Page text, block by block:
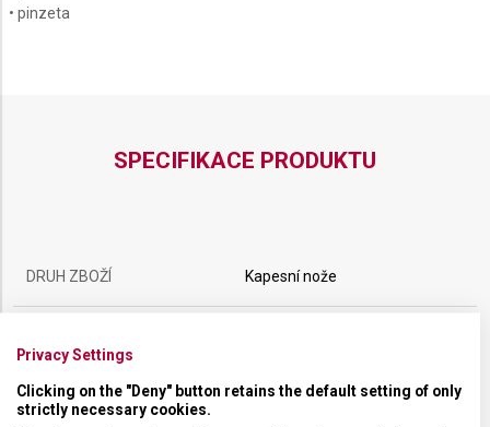
• pinzeta
SPECIFIKACE PRODUKTU
DRUH ZBOŽÍ Kapesní nože
HMOTNOST 128 g
Privacy Settings
Clicking on the "Deny" button retains the default setting of only
strictly necessary cookies.